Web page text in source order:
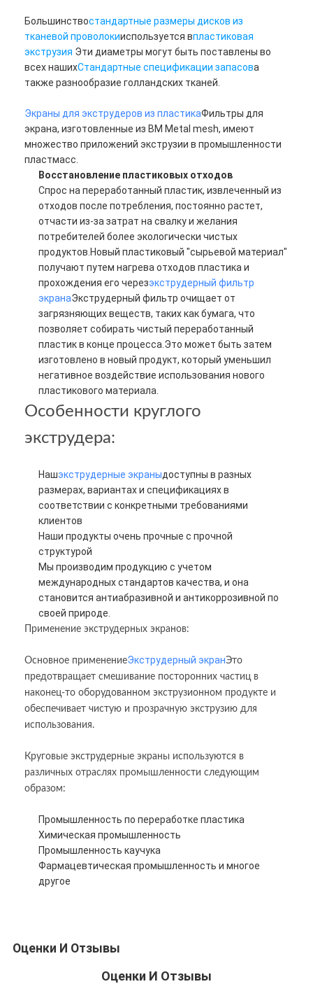
Большинствостандартные размеры дисков из
тканевой проволокииспользуется впластиковая
экструзия Эти диаметры могут быть поставлены во
всех нашихСтандартные спецификации запасова
также разнообразие голландских тканей.
Экраны для экструдеров из пластикаФильтры для
экрана, изготовленные из BM Metal mesh, имеют
множество приложений экструзии в промышленности
пластмасс.
Восстановление пластиковых отходов
Спрос на переработанный пластик, извлеченный из
отходов после потребления, постоянно растет,
отчасти из-за затрат на свалку и желания
потребителей более экологически чистых
продуктов.Новый пластиковый "сырьевой материал"
получают путем нагрева отходов пластика и
прохождения его черезэкструдерный фильтр
экранаЭкструдерный фильтр очищает от
загрязняющих веществ, таких как бумага, что
позволяет собирать чистый переработанный
пластик в конце процесса.Это может быть затем
изготовлено в новый продукт, который уменьшил
негативное воздействие использования нового
пластикового материала.
Особенности круглого
экструдера:
Нашэкструдерные экраныдоступны в разных
размерах, вариантах и спецификациях в
соответствии с конкретными требованиями
клиентов
Наши продукты очень прочные с прочной
структурой
Мы производим продукцию с учетом
международных стандартов качества, и она
становится антиабразивной и антикоррозивной по
своей природе.
Применение экструдерных экранов:
Основное применениеЭкструдерный экранЭто
предотвращает смешивание посторонних частиц в
наконец-то оборудованном экструзионном продукте и
обеспечивает чистую и прозрачную экструзию для
использования.
Круговые экструдерные экраны используются в
различных отраслях промышленности следующим
образом:
Промышленность по переработке пластика
Химическая промышленность
Промышленность каучука
Фармацевтическая промышленность и многое
другое
Оценки И Отзывы
Оценки И Отзывы